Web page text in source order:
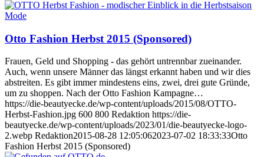
Mode
Otto Fashion Herbst 2015 (Sponsored)
Frauen, Geld und Shopping - das gehört untrennbar zueinander.
Auch, wenn unsere Männer das längst erkannt haben und wir dies
abstreiten. Es gibt immer mindestens eins, zwei, drei gute Gründe,
um zu shoppen. Nach der Otto Fashion Kampagne…
https://die-beautyecke.de/wp-content/uploads/2015/08/OTTO-
Herbst-Fashion.jpg 600 800 Redaktion https://die-
beautyecke.de/wp-content/uploads/2023/01/die-beautyecke-logo-
2.webp Redaktion2015-08-28 12:05:062023-07-02 18:33:33Otto
Fashion Herbst 2015 (Sponsored)